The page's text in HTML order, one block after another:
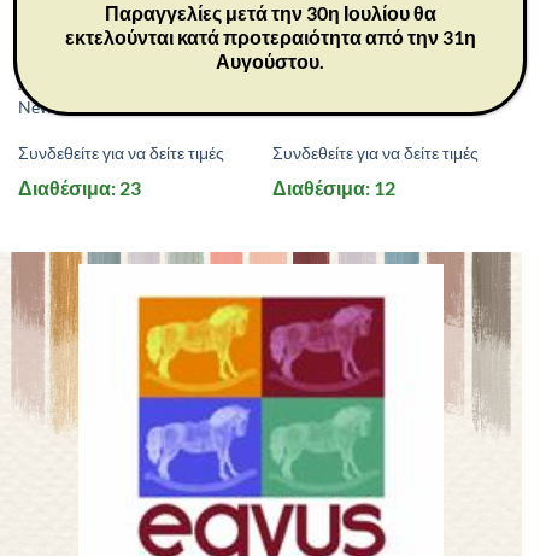
26029
ΔΩΡΑ
New Life 12,5 cm
Συνδεθείτε για να δείτε τιμές
Διαθέσιμα: 23
26102
Συνδεθείτε για να δείτε τιμές
Διαθέσιμα: 12
Παραγγελίες μετά την 30η Ιουλίου θα
εκτελούνται κατά προτεραιότητα από την 31η
Αυγούστου.